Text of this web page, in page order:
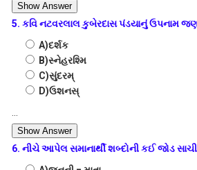
Show Answer
5. કવિ નટવરલાલ કુબેરદાસ પંડયાનું ઉપનામ
A)દર્શક
B)સ્નેહરશ્મિ
C)સુંદરમ્
D)ઉશનસ્
Show Answer
6. નીચે આપેલ સમાનાર્થી શબ્દોની કઈ જોડ